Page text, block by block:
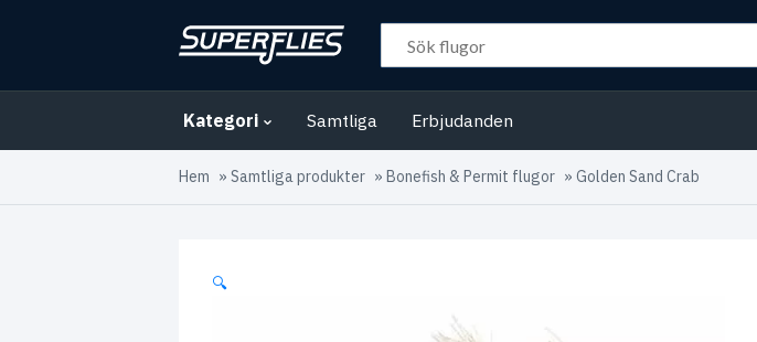
Kategori Samtliga Erbjudanden
Hem » Samtliga produkter » Bonefish & Permit flugor » Golden Sand Crab
🔍